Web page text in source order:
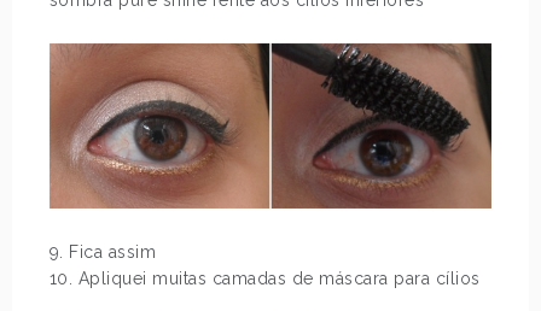
9. Fica assim
10. Apliquei muitas camadas de máscara para cílios